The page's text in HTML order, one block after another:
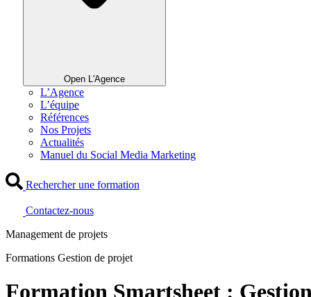
Open L'Agence
L’Agence
L’équipe
Références
Nos Projets
Actualités
Manuel du Social Media Marketing
Rechercher une formation
Contactez-nous
Management de projets
Formations Gestion de projet
Formation Smartsheet :